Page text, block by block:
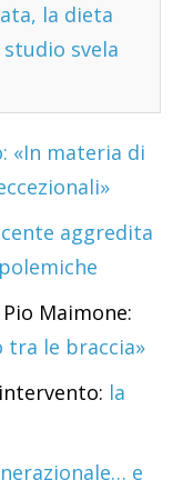
la dieta
svela
«In materia di
aggredita
Maimone:
tra le braccia»
la
e